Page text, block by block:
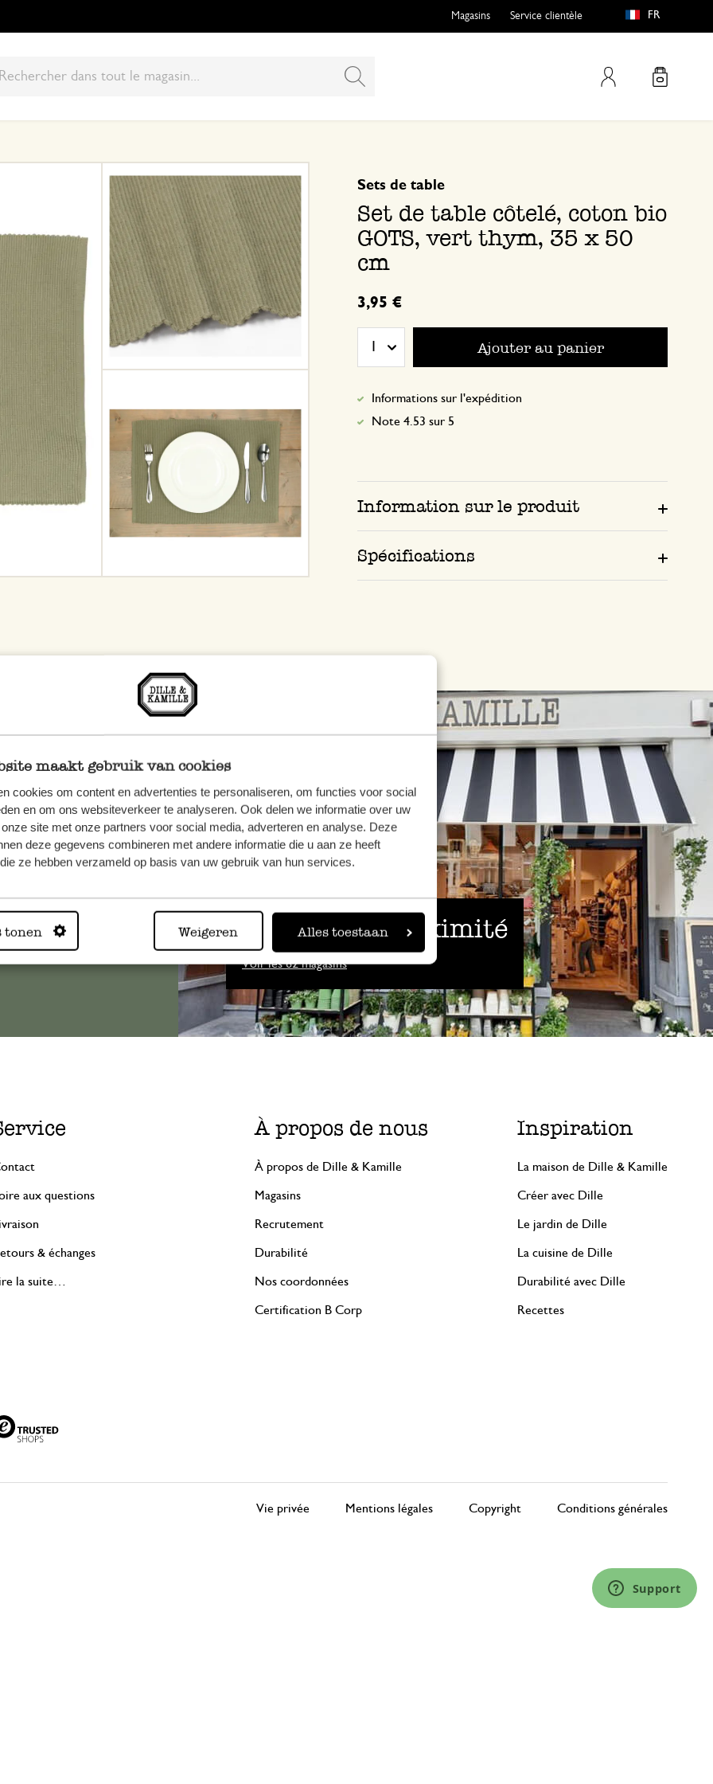
maakt gebruik van cookies
cookies om content en advertenties te personaliseren, om functies voor social
en om ons websiteverkeer te analyseren. Ook delen we informatie over uw
site met onze partners voor social media, adverteren en analyse. Deze
deze gegevens combineren met andere informatie die u aan ze heeft
ze hebben verzameld op basis van uw gebruik van hun services.
tonen Weigeren Alles toestaan
Mon compte
Magasins Service clientèle FR
Set de table côtelé, coton bio
GOTS, vert thym, 35 x 50
cm
Sets de table
3,95 €
Ajouter au panier
Informations sur l'expédition
Note 4.53 sur 5
Information sur le produit
Spécifications
Toujours à proximité
Voir les 62 magasins
veuillez
.
aux questions
& échanges
la suite…
À propos de nous
À propos de Dille & Kamille
Magasins
Recrutement
Durabilité
Nos coordonnées
Certification B Corp
Inspiration
La maison de Dille & Kamille
Créer avec Dille
Le jardin de Dille
La cuisine de Dille
Durabilité avec Dille
Recettes
Vie privée Mentions légales Copyright Conditions générales
Support